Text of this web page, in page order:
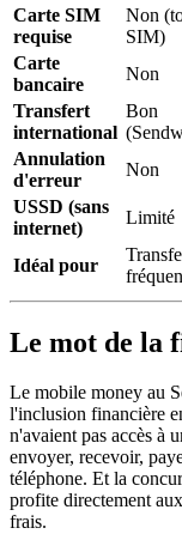
Carte SIM
requise
Non
SIM)
Carte
bancaire
Non
Transfert
international
Bon
Annulation
d'erreur
Non
USSD (sans
internet)
Limité
Idéal pour
Le mot de la
Le mobile money au
l'inclusion financière
n'avaient pas accès à
envoyer, recevoir,
téléphone. Et la
profite directement
frais.